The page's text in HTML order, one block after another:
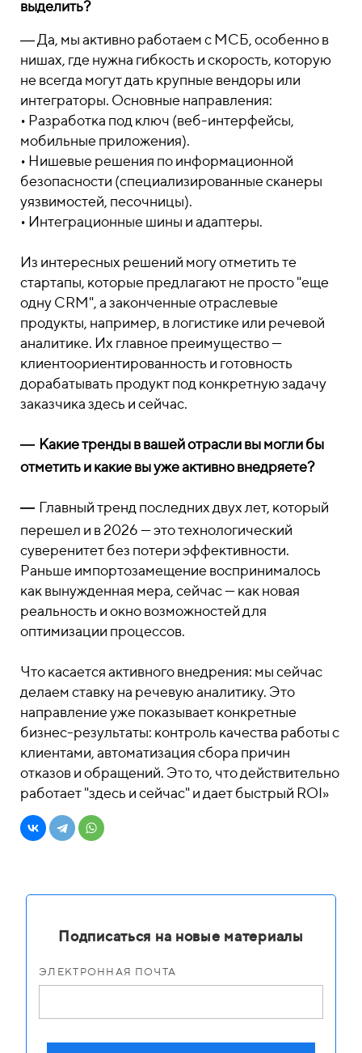
выделить?
―Да, мы активно работаем с МСБ, особенно в
нишах, где нужна гибкость и скорость, которую
не всегда могут дать крупные вендоры или
интеграторы. Основные направления:
• Разработка под ключ (веб-интерфейсы,
мобильные приложения).
• Нишевые решения по информационной
безопасности (специализированные сканеры
уязвимостей, песочницы).
• Интеграционные шины и адаптеры.
Из интересных решений могу отметить те
стартапы, которые предлагают не просто "еще
одну CRM", а законченные отраслевые
продукты, например, в логистике или речевой
аналитике. Их главное преимущество —
клиентоориентированность и готовность
дорабатывать продукт под конкретную задачу
заказчика здесь и сейчас.
― Какие тренды в вашей отрасли вы могли бы
отметить и какие вы уже активно внедряете?
― Главный тренд последних двух лет, который
перешел и в 2026 — это технологический
суверенитет без потери эффективности.
Раньше импортозамещение воспринималось
как вынужденная мера, сейчас — как новая
реальность и окно возможностей для
оптимизации процессов.
Что касается активного внедрения: мы сейчас
делаем ставку на речевую аналитику. Это
направление уже показывает конкретные
бизнес-результаты: контроль качества работы с
клиентами, автоматизация сбора причин
отказов и обращений. Это то, что действительно
работает "здесь и сейчас" и дает быстрый ROI»
Подписаться на новые материалы
ЭЛЕКТРОННАЯ ПОЧТА